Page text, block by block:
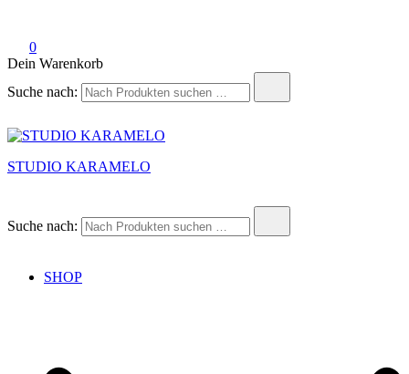
0
Dein Warenkorb
Suche nach:
STUDIO KARAMELO
Suche nach:
SHOP